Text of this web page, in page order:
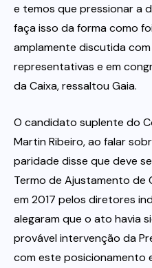
e temos que pressionar a
faça isso da forma como
amplamente discutida
representativas e em
da Caixa, ressaltou Gaia.
O candidato suplente do
Martin Ribeiro, ao falar
paridade disse que deve
Termo de Ajustamento de
em 2017 pelos diretores
alegaram que o ato havia
provável intervenção da
com este posicionamento